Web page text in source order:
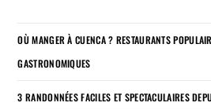
OÙ MANGER À CUENCA ? RESTAURANTS
GASTRONOMIQUES
3 RANDONNÉES FACILES ET SPECTACULAIRES